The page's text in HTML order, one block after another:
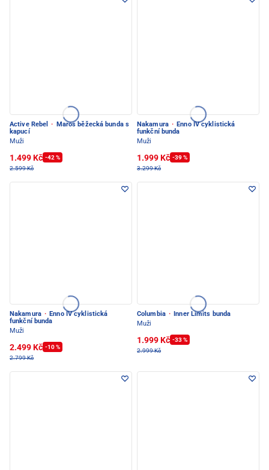
Active Rebel ·
Maros běžecká bunda s
kapucí
Muži
1.499 Kč -42 %
2.599 Kč
Nakamura · Enno IV cyklistická
funkční bunda
Muži
1.999 Kč -39 %
3.299 Kč
Nakamura · Enno IV cyklistická
funkční bunda
Muži
2.499 Kč -10 %
2.799 Kč
Columbia ·
Inner Limits bunda
Muži
1.999 Kč -33 %
2.999 Kč